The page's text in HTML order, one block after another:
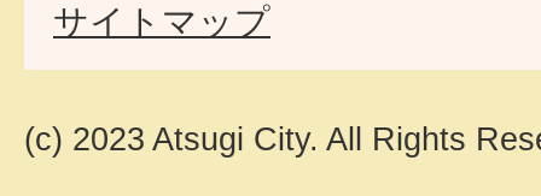
サイトマップ
(c) 2023 Atsugi City. All Rights